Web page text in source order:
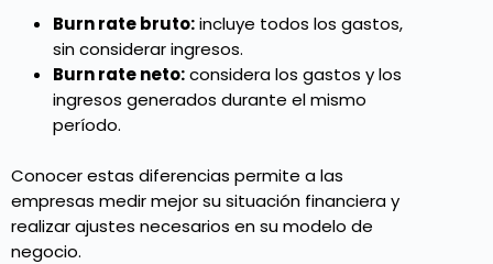
Burn rate bruto:incluye todos los gastos,
sin considerar ingresos.
Burn rate neto:considera los gastos y los
ingresos generados durante el mismo
período.
Conocer estas diferencias permite a las
empresas medir mejor su situación financiera y
realizar ajustes necesarios en su modelo de
negocio.